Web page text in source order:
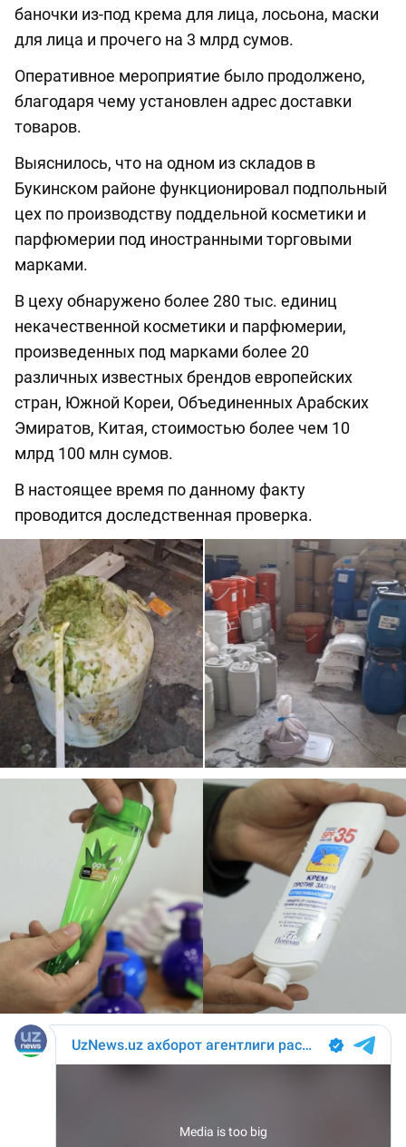
баночки из-под крема для лица, лосьона, маски
для лица и прочего на 3 млрд сумов.
Оперативное мероприятие было продолжено,
благодаря чему установлен адрес доставки
товаров.
Выяснилось, что на одном из складов в
Букинском районе функционировал подпольный
цех по производству поддельной косметики и
парфюмерии под иностранными торговыми
марками.
В цеху обнаружено более 280 тыс. единиц
некачественной косметики и парфюмерии,
произведенных под марками более 20
различных известных брендов европейских
стран, Южной Кореи, Объединенных Арабских
Эмиратов, Китая, стоимостью более чем 10
млрд 100 млн сумов.
В настоящее время по данному факту
проводится доследственная проверка.